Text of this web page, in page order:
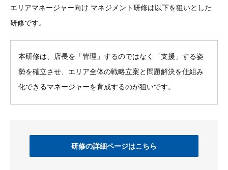
エリアマネージャー向け マネジメント研修は以下を狙いとした
研修です。
本研修は、店長を「管理」するのではなく「支援」する姿
勢を確立させ、エリア全体の戦略立案と問題解決を仕組み
化できるマネージャーを育成するのが狙いです。
研修の詳細ページはこちら